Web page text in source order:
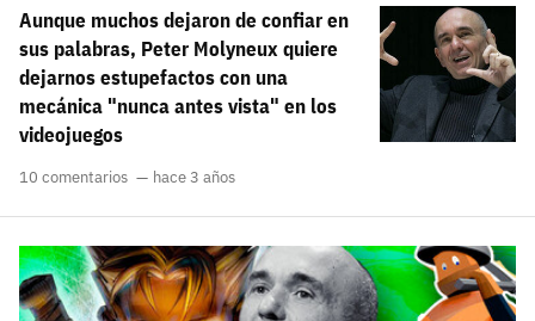
Aunque muchos dejaron de confiar en
sus palabras, Peter Molyneux quiere
dejarnos estupefactos con una
mecánica "nunca antes vista" en los
videojuegos
10 comentarios hace 3 años